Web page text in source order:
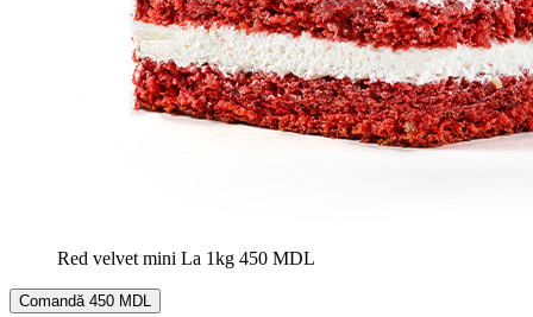
Red velvet mini La 1kg 450 MDL
Comandă 450 MDL